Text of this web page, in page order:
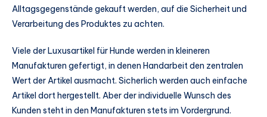
Alltagsgegenstände gekauft werden, auf die Sicherheit und
Verarbeitung des Produktes zu achten.
Viele der Luxusartikel für Hunde werden in kleineren
Manufakturen gefertigt, in denen Handarbeit den zentralen
Wert der Artikel ausmacht. Sicherlich werden auch einfache
Artikel dort hergestellt. Aber der individuelle Wunsch des
Kunden steht in den Manufakturen stets im Vordergrund.